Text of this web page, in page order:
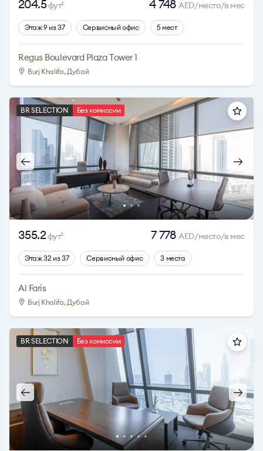
204.5фут2 4 748AED/место/в мес
Этаж 9 из 37 Сервисный офис 5 мест
Regus Boulevard Plaza Tower 1
Burj Khalifa, Дубай
BR SELECTION Без комиссии
355.2фут2 7 778AED/место/в мес
Этаж 32 из 37 Сервисный офис 3 места
Al Faris
Burj Khalifa, Дубай
BR SELECTION Без комиссии